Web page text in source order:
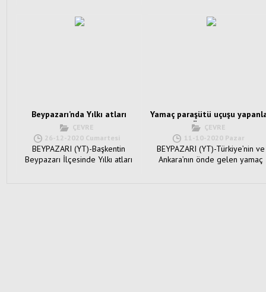
Beypazarı’nda Yılkı atları
görüldü.
ÇEVRE
26-12-2020 Cumartesi
BEYPAZARI (YT)-Başkentin
Beypazarı İlçesinde Yılkı atları
Yamaç paraşütü uçuşu
Beypazarı Üreğil
de yapılan uçuş pistine ve
hayran kaldı.
ÇEVRE
11-10-2020 Pazar
BEYPAZARI (YT)-Türkiye’nin ve
Ankara’nın önde gelen yamaç